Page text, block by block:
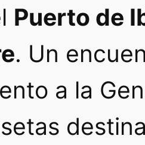
Puerto de
. Un
a la